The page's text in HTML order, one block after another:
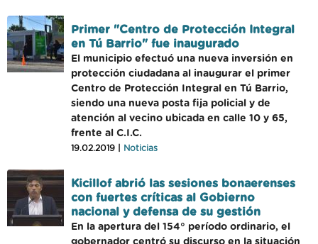
Primer "Centro de Protección Integral
en Tú Barrio" fue inaugurado
El municipio efectuó una nueva inversión en
protección ciudadana al inaugurar el primer
Centro de Protección Integral en Tú Barrio,
siendo una nueva posta fija policial y de
atención al vecino ubicada en calle 10 y 65,
frente al C.I.C.
19.02.2019 | Noticias
Kicillof abrió las sesiones bonaerenses
con fuertes críticas al Gobierno
nacional y defensa de su gestión
En la apertura del 154° período ordinario, el
gobernador centró su discurso en la situación